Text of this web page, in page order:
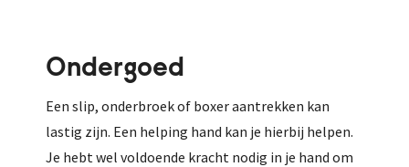
Ondergoed
Een slip, onderbroek of boxer aantrekken kan
lastig zijn. Een helping hand kan je hierbij helpen.
Je hebt wel voldoende kracht nodig in je hand om